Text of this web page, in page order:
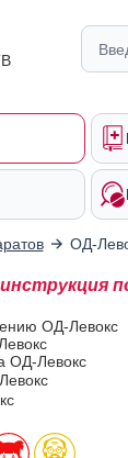
ОД-
инструкция
ОД-Левокс
ОД-Левокс